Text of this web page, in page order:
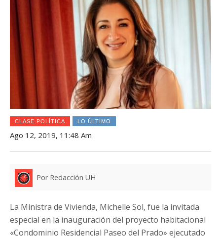
CLASE POLÍTICA LO ÚLTIMO
Ago 12, 2019, 11:48 Am
Por Redacción UH
La Ministra de Vivienda, Michelle Sol, fue la invitada
especial en la inauguración del proyecto habitacional
«Condominio Residencial Paseo del Prado» ejecutado